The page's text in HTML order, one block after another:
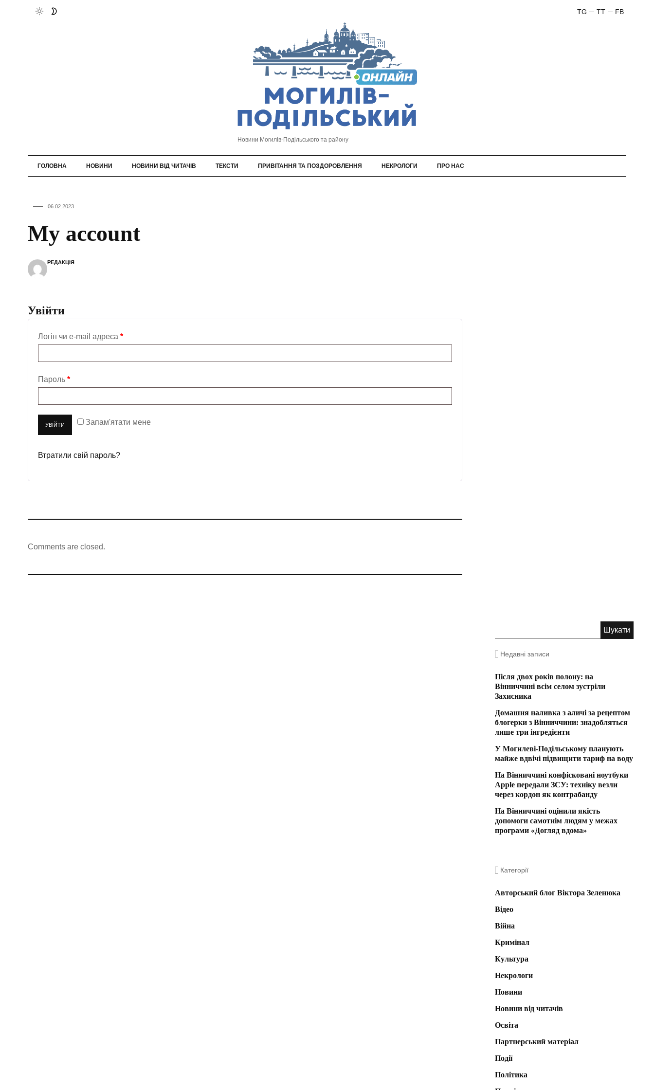
FB
TT
TG
Новини Могилів-Подільського та району
ГОЛОВНА НОВИНИ НОВИНИ ВІД ЧИТАЧІВ ТЕКСТИ ПРИВІТАННЯ ТА ПОЗДОРОВЛЕННЯ НЕКРОЛОГИ ПРО НАС
06.02.2023
My account
РЕДАКЦІЯ
Увійти
Логін чи e-mail адреса *
Пароль *
Запам'ятати мене
УВІЙТИ
Втратили свій пароль?
Comments are closed.
Недавні записи
Після двох років полону: на
Вінниччині всім селом зустріли
Захисника
Домашня наливка з аличі за рецептом
блогерки з Вінниччини: знадобляться
лише три інгредієнти
У Могилеві-Подільському планують
майже вдвічі підвищити тариф на воду
На Вінниччині конфісковані ноутбуки
Apple передали ЗСУ: техніку везли
через кордон як контрабанду
На Вінниччині оцінили якість
допомоги самотнім людям у межах
програми «Догляд вдома»
Категорії
Авторський блог Віктора Зеленюка
Відео
Війна
Кримінал
Культура
Некрологи
Новини
Новини від читачів
Освіта
Партнерський матеріал
Події
Політика